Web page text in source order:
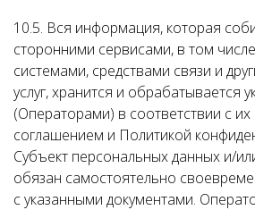
10.5. Вся информация, которая
сторонними сервисами, в том
системами, средствами связи и
услуг, хранится и обрабатывается
(Операторами) в соответствии с
соглашением и Политикой
Субъект персональных данных и/
обязан самостоятельно
с указанными документами.